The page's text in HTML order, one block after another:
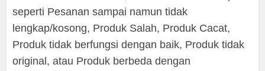
seperti Pesanan sampai namun tidak
lengkap/kosong, Produk Salah, Produk Cacat,
Produk tidak berfungsi dengan baik, Produk tidak
original, atau Produk berbeda dengan